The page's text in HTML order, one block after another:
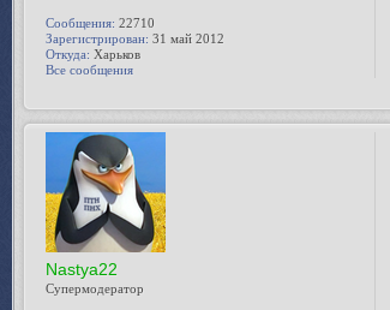
Сообщения: 22710
Зарегистрирован: 31 май 2012
Откуда: Харьков
Все сообщения
Nastya22
Супермодератор